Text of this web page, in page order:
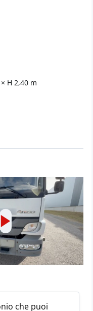
H 2,40 m
che puoi